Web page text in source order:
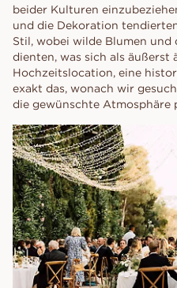
beider Kulturen
und die Dekoration
Stil, wobei wilde Blumen
dienten, was sich als äußerst
Hochzeitslocation, eine
exakt das, wonach wir
die gewünschte Atmosphäre